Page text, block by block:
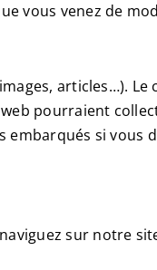
vous venez de
articles…).
pourraient
si
sur notre